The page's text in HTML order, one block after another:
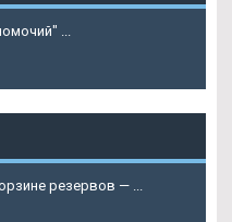
...
резервов — ...